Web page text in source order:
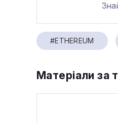
#ETHEREUM
Матеріали за